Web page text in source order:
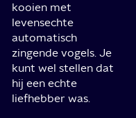
kooien met
levensechte
automatisch
zingende vogels. Je
kunt wel stellen dat
hij een echte
liefhebber was.